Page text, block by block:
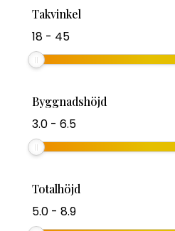
Takvinkel
18- 45
Byggnadshöjd
3.0- 6.5
Totalhöjd
5.0- 8.9